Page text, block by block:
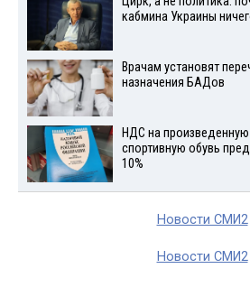
кабмина Украины
Врачам установят
назначения БАДов
НДС на
спортивную обувь
10%
Новости СМИ2
Новости СМИ2